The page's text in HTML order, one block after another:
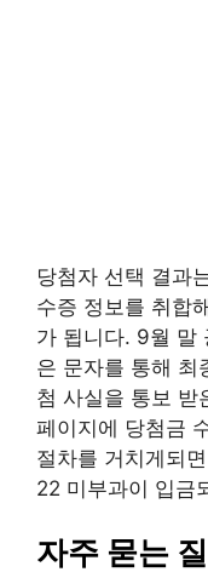
당첨자 선택 결과
수증 정보를 취합
가 됩니다. 9월 말
은 문자를 통해 최
첨 사실을 통보 받
페이지에 당첨금
절차를 거치게되
22 미부과이 입금
자주 묻는